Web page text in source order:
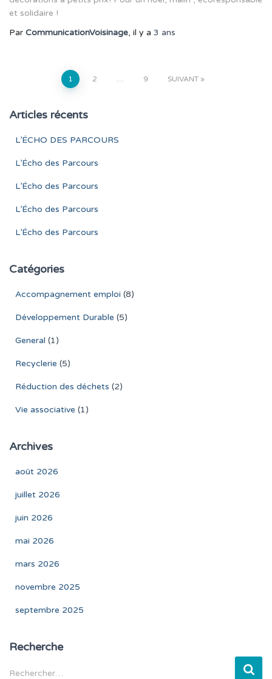
et solidaire !
Par CommunicationVoisinage, il y a 3 ans
Pagination
des
publications
1 2 … 9 SUIVANT
Articles récents
L’ÉCHO DES PARCOURS
L’Écho des Parcours
L’Écho des Parcours
L’Écho des Parcours
L’Écho des Parcours
Catégories
Accompagnement emploi (8)
Développement Durable (5)
General (1)
Recyclerie (5)
Réduction des déchets (2)
Vie associative (1)
Archives
août 2026
juillet 2026
juin 2026
mai 2026
mars 2026
novembre 2025
septembre 2025
Recherche
Rechercher…